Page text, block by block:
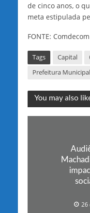
de cinco anos, o
meta estipulada
FONTE: Comdecom
Tags Capital
Prefeitura Municipal
You may also
26